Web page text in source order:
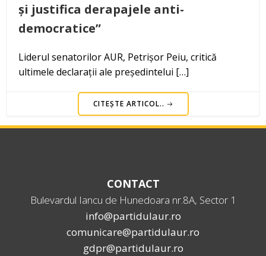
și justifica derapajele anti-
democratice”
Liderul senatorilor AUR, Petrișor Peiu, critică
ultimele declarații ale președintelui […]
CITEȘTE ARTICOL..
CONTACT
Bulevardul Iancu de Hunedoara nr.8A, Sector 1
info@partidulaur.ro
comunicare@partidulaur.ro
gdpr@partidulaur.ro